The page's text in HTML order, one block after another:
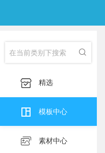

 精选
 模板中心
 素材中心